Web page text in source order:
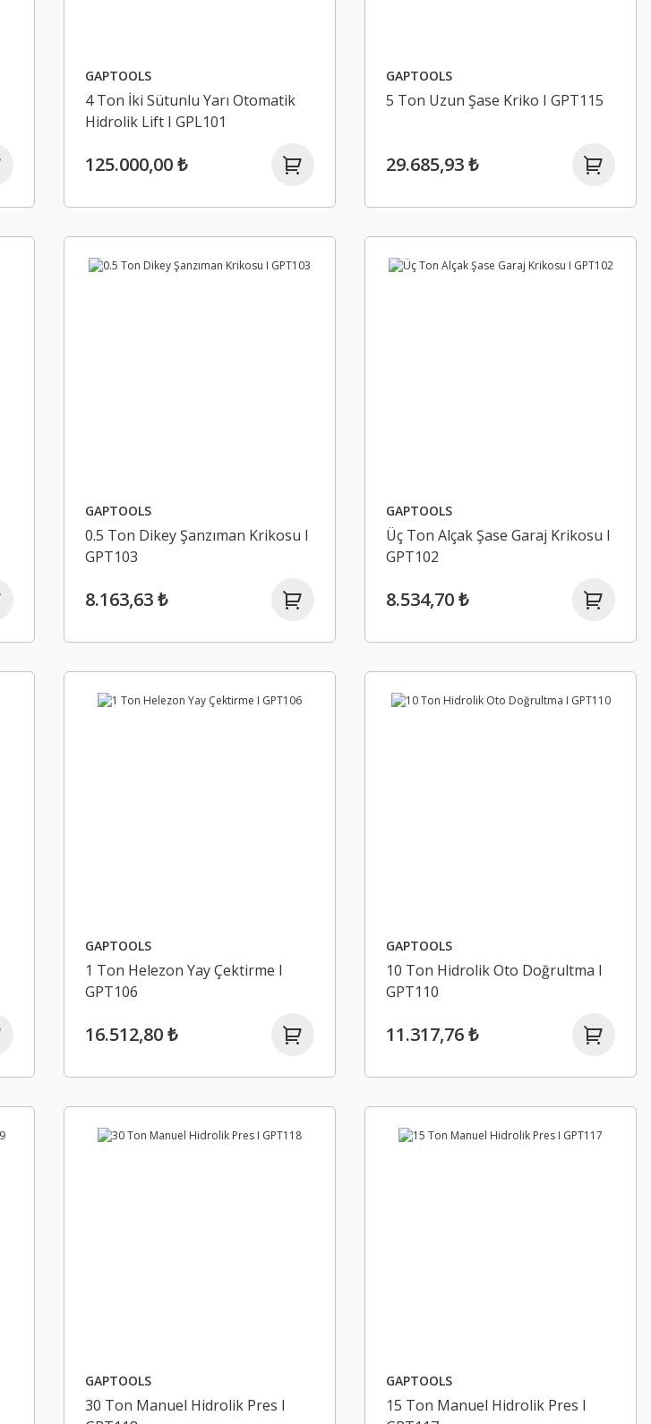
GAPTOOLS
4 Ton İki Sütunlu Yarı Otomatik
Hidrolik Lift I GPL101
125.000,00 ₺
GAPTOOLS
5 Ton Uzun Şase Kriko I GPT115
29.685,93 ₺
GAPTOOLS
0.5 Ton Dikey Şanzıman Krikosu I
GPT103
8.163,63 ₺
GAPTOOLS
Üç Ton Alçak Şase Garaj Krikosu I
GPT102
8.534,70 ₺
GAPTOOLS
1 Ton Helezon Yay Çektirme I
GPT106
16.512,80 ₺
GAPTOOLS
10 Ton Hidrolik Oto Doğrultma I
GPT110
11.317,76 ₺
GAPTOOLS
30 Ton Manuel Hidrolik Pres I
GAPTOOLS
15 Ton Manuel Hidrolik Pres I